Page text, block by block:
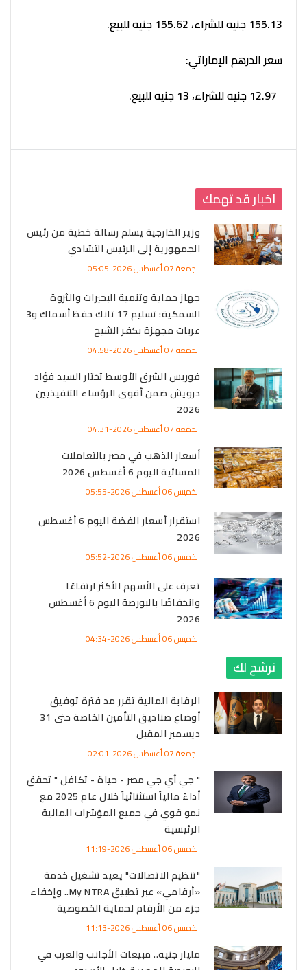
155.13 جنيه للشراء، 155.62 جنيه للبيع.
سعر الدرهم الإماراتي:
اخبار قد تهمك
وزير الخارجية يسلم رسالة خطية من رئيس
الجمهورية إلى الرئيس التشادي
الجمعة 07 أغسطس 2026-05:05
جهاز حماية وتنمية البحيرات والثروة
السمكية: تسليم 17 تانك حفظ أسماك و3
عربات مجهزة بكفر الشيخ
الجمعة 07 أغسطس 2026-04:58
فوربس الشرق الأوسط تختار السيد فؤاد
درويش ضمن أقوى الرؤساء التنفيذيين
2026
الجمعة 07 أغسطس 2026-04:31
أسعار الذهب في مصر بالتعاملات
المسائية اليوم 6 أغسطس 2026
الخميس 06 أغسطس 2026-05:55
استقرار أسعار الفضة اليوم 6 أغسطس
2026
الخميس 06 أغسطس 2026-05:52
تعرف على الأسهم الأكثر ارتفاعًا
وانخفاضًا بالبورصة اليوم 6 أغسطس
2026
الخميس 06 أغسطس 2026-04:34
نرشح لك
الرقابة المالية تقرر مد فترة توفيق
أوضاع صناديق التأمين الخاصة حتى 31
ديسمبر المقبل
الجمعة 07 أغسطس 2026-02:01
" جي آي جي مصر - حياة - تكافل " تحقق
أداءً مالياً استثنائياً خلال عام 2025 مع
نمو قوي في جميع المؤشرات المالية
الرئيسية
الخميس 06 أغسطس 2026-11:19
"تنظيم الاتصالات" يعيد تشغيل خدمة
«أرقامي» عبر تطبيق My NTRA.. وإخفاء
جزء من الأرقام لحماية الخصوصية
الخميس 06 أغسطس 2026-11:13
مليار جنيه.. مبيعات الأجانب والعرب في